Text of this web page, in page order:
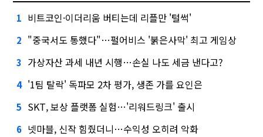
1 비트코인·이더리움 버티는데 리플만 '털썩'
2 "중국서도 통했다"…펄어비스 '붉은사막' 최고 게임상
3 가상자산 과세 내년 시행…손실 나도 세금 낸다고?
4 '1팀 탈락' 독파모 2차 평가, 생존 가를 요인은
5 SKT, 보상 플랫폼 실험…'리워드링크' 출시
6 넷마블, 신작 힘줬더니…수익성 오히려 악화